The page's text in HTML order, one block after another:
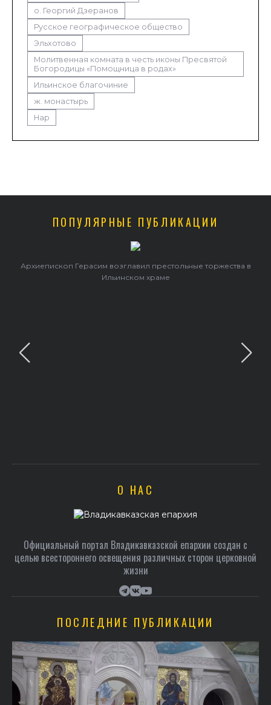
о. Георгий Дзеранов
Русское географическое общество
Эльхотово
Молитвенная комната в честь иконы Пресвятой
Богородицы «Помощница в родах»
Ильинское благочиние
ж. монастырь
Нар
ПОПУЛЯРНЫЕ ПУБЛИКАЦИИ
О НАС
Официальный портал Владикавказской епархии создан c
целью всестороннего освещения различных сторон церковной
жизни
ПОСЛЕДНИЕ ПУБЛИКАЦИИ